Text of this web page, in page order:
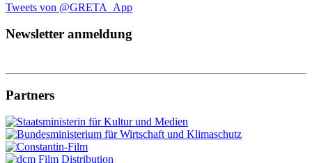
Tweets von @GRETA_App
Newsletter anmeldung
Partners